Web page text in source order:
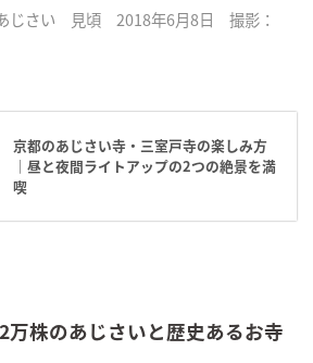
じさい 見頃 2018年6月8日 撮影：
京都のあじさい寺・三室戸寺の楽しみ方
｜昼と夜間ライトアップの2つの絶景を満
喫
万株のあじさいと歴史あるお寺